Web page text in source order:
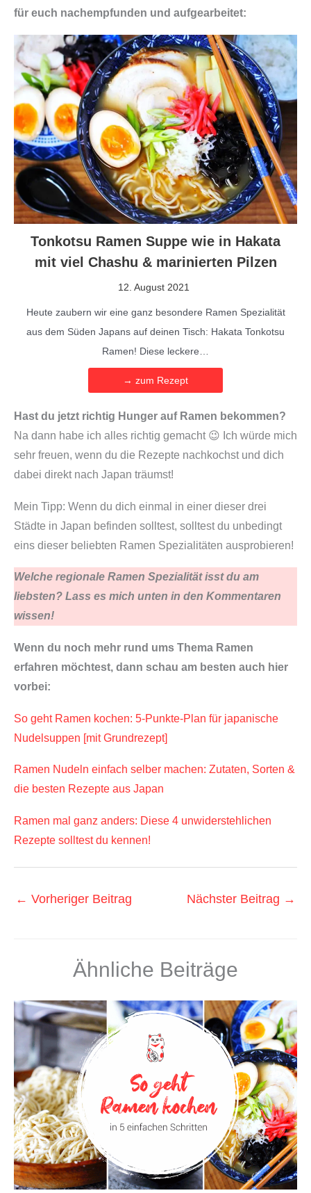
g
g
e
t
o
c
k
n
e
t
)
,
n
s
M
e
g
für euch nachempfunden und aufgearbeitet:
Tonkotsu Ramen Suppe wie in Hakata
mit viel Chashu & marinierten Pilzen
12. August 2021
Heute zaubern wir eine ganz besondere Ramen Spezialität
aus dem Süden Japans auf deinen Tisch: Hakata Tonkotsu
Ramen! Diese leckere…
→ zum Rezept
Hast du jetzt richtig Hunger auf Ramen bekommen?
Na dann habe ich alles richtig gemacht 😉 Ich würde mich
sehr freuen, wenn du die Rezepte nachkochst und dich
dabei direkt nach Japan träumst!
Mein Tipp: Wenn du dich einmal in einer dieser drei
Städte in Japan befinden solltest, solltest du unbedingt
eins dieser beliebten Ramen Spezialitäten ausprobieren!
Welche regionale Ramen Spezialität isst du am
liebsten? Lass es mich unten in den Kommentaren
wissen!
Wenn du noch mehr rund ums Thema Ramen
erfahren möchtest, dann schau am besten auch hier
vorbei:
So geht Ramen kochen: 5-Punkte-Plan für japanische
Nudelsuppen [mit Grundrezept]
Ramen Nudeln einfach selber machen: Zutaten, Sorten &
die besten Rezepte aus Japan
Ramen mal ganz anders: Diese 4 unwiderstehlichen
Rezepte solltest du kennen!
← Vorheriger Beitrag Nächster Beitrag →
Ähnliche Beiträge